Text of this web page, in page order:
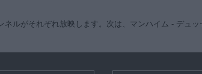
ルがそれぞれ放映します。次は、マンハイム - デュ